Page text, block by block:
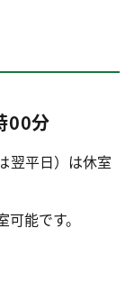
00分
翌平日）は休室
能です。